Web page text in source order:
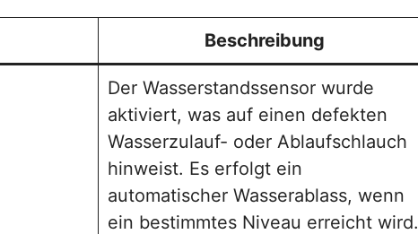
Beschreibung
Der Wasserstandssensor wurde
aktiviert, was auf einen defekten
Wasserzulauf- oder Ablaufschlauch
hinweist. Es erfolgt ein
automatischer Wasserablass, wenn
ein bestimmtes Niveau erreicht wird.